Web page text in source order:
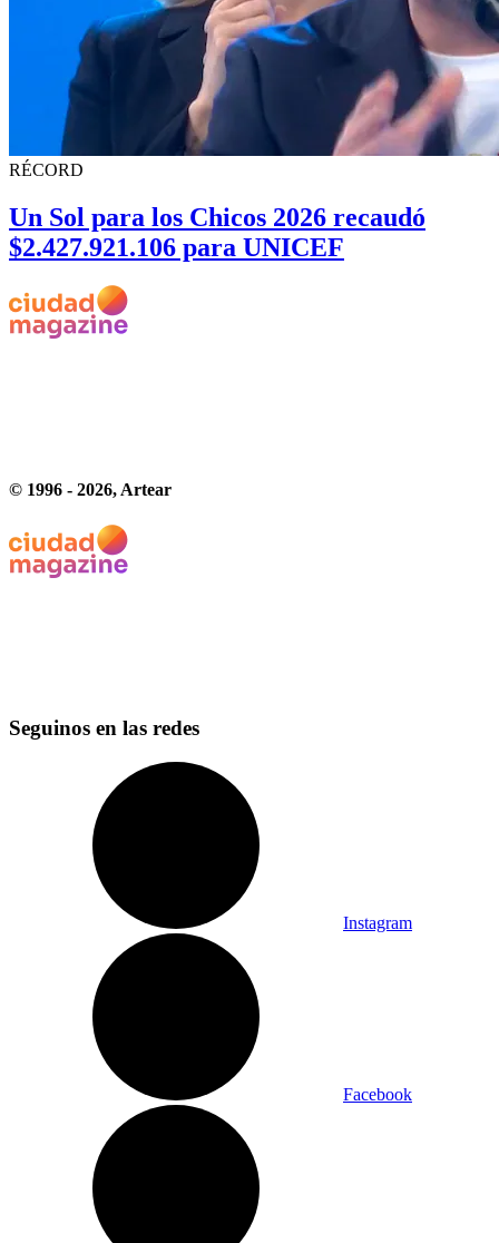
RÉCORD
Un Sol para los Chicos 2026 recaudó
$2.427.921.106 para UNICEF
© 1996 - 2026, Artear
Seguinos en las redes
Instagram
Facebook